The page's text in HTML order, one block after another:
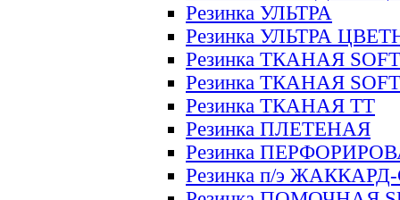
Резинка УЛЬТРА
Резинка УЛЬТРА
Резинка ТКАНАЯ SOFT
Резинка ТКАНАЯ
Резинка ТКАНАЯ ТТ
Резинка ПЛЕТЕНАЯ
Резинка
Резинка п/э